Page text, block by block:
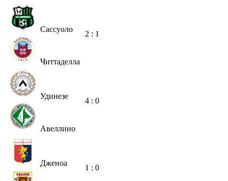
Сассуоло
Читтаделла
2 : 1
Удинезе
Авеллино
4 : 0
Дженоа
1 : 0